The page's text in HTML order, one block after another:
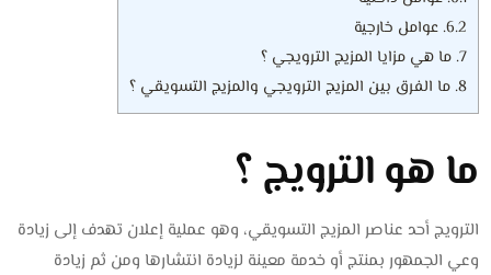
6.2. عوامل خارجية
7. ما هي مزايا المزيج الترويجي ؟
8. ما الفرق بين المزيج الترويجي والمزيج التسويقي ؟
ما هو الترويج ؟
الترويج أحد عناصر المزيج التسويقي، وهو عملية إعلان تهدف إلى زيادة
وعي الجمهور بمنتج أو خدمة معينة لزيادة انتشارها ومن ثم زيادة